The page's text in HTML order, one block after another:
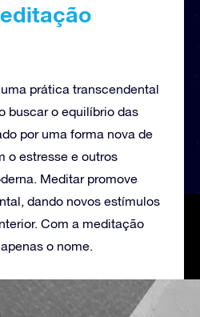
prática transcendental
buscar o equilíbrio das
por uma forma nova de
o estresse e outros
Meditar promove
dando novos estímulos
Com a meditação
o nome.